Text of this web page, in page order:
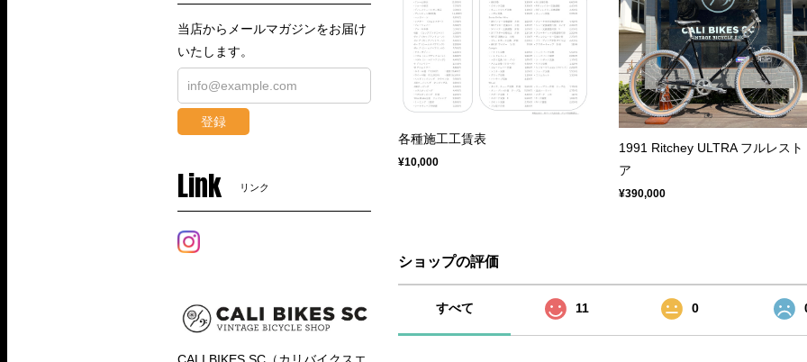
各種施工工賃表
¥10,000
1991 Ritchey ULTRA フルレスト
ア
¥390,000
ショップの評価
すべて 11 0
当店からメールマガジンをお届け
いたします。
登録
Link リンク